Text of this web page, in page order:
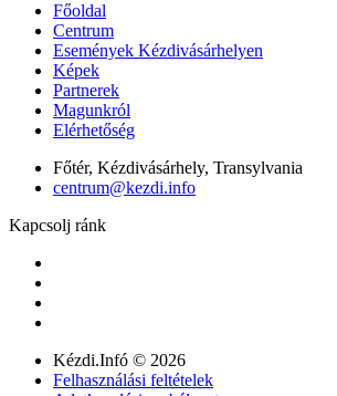
Főoldal
Centrum
Események Kézdivásárhelyen
Képek
Partnerek
Magunkról
Elérhetőség
Főtér, Kézdivásárhely, Transylvania
centrum@kezdi.info
Kapcsolj ránk
Kézdi.Infó © 2026
Felhasználási feltételek